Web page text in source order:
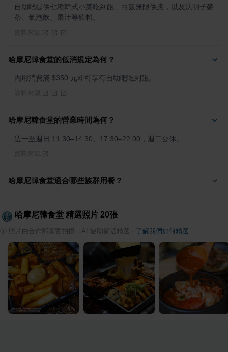
自助吧提供七種韓式小菜吃到飽、白飯無限供應，以及決明子麥
茶、氣泡飲、果汁等飲料。
哈摩尼韓食堂的低消規定為何？
內用消費滿 $350 元即可享有自助吧吃到飽。
哈摩尼韓食堂的營業時間為何？
週一至週日 11:30–14:30、17:30–22:00，週二公休。
哈摩尼韓食堂適合哪些族群用餐？
哈摩尼韓食堂 精選照片 20張
照片由合作部落客拍攝，AI 協助篩選精選 了解我們如何精選